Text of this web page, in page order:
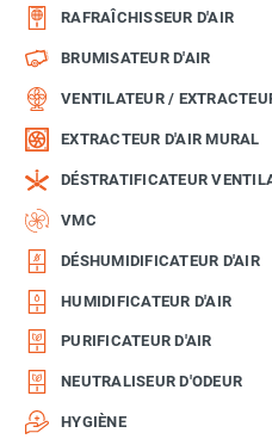
RAFRAÎCHISSEUR D'AIR
BRUMISATEUR D'AIR
VENTILATEUR /
EXTRACTEUR D'AIR MURAL
DÉSTRATIFICATEUR
VMC
DÉSHUMIDIFICATEUR D'AIR
HUMIDIFICATEUR D'AIR
PURIFICATEUR D'AIR
NEUTRALISEUR D'ODEUR
HYGIÈNE